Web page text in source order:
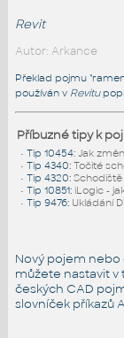
Revit
Autor: Arkance
Překlad pojmu
používán v Revitu
Příbuzné tipy k
• Tip 10454: Jak
• Tip 4340: Točité
• Tip 4320: Schodiště
• Tip 10851: iLogic -
• Tip 9476: Ukládání
Nový pojem nebo
můžete nastavit v
českých CAD
slovníček příkazů